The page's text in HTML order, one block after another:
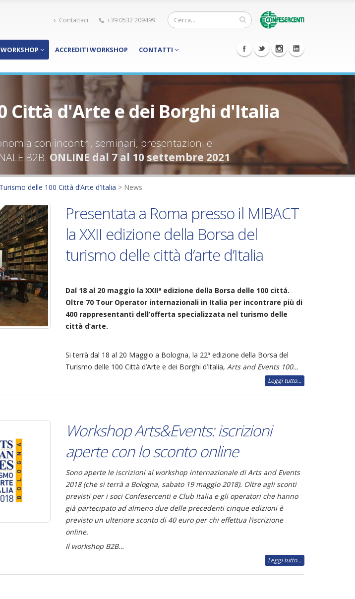
Contattaci +39 0532 209499
ACCREDITI WORKSHOP CONTATTI
Città d'Arte e dei Borghi d'Italia
con incontri, seminari, presentazioni e
B2B. ONLINE dal 7 al 10 settembre 2021
delle 100 Città d’Arte d’Italia > News
Presentata a Roma presso il MIBACT
la XXII edizione della Borsa del
turismo delle città d’arte d’Italia
Dal 18 al 20 maggio la XXIIª edizione della Borsa delle 100 cittá.
Oltre 70 Tour Operator internazionali in Italia per incontrare più di
400 rappresentanti dell’offerta specializzata nel turismo delle
città d’arte.
Si terrà dal 18 al 20 Maggio a Bologna, la 22ª edizione della Borsa del
Turismo delle 100 Città d’Arte e dei Borghi d’Italia,Arts and Events 100…
Leggi tutto...
Workshop Arts&Events: iscrizioni
aperte con lo sconto online
Sono aperte le iscrizioni al workshop internazionale di Arts and Events
2018 (che si terrà a Bologna, sabato 19 maggio 2018). Oltre agli sconti
previsti per i soci Confesercenti e Club Italia e gli operatori che hanno
già partecipato ad almeno due delle precedenti cinque edizioni è
previsto un ulteriore sconto di 40 euro per chi effettua l’iscrizione
online.
Il workshop B2B…
Leggi tutto...